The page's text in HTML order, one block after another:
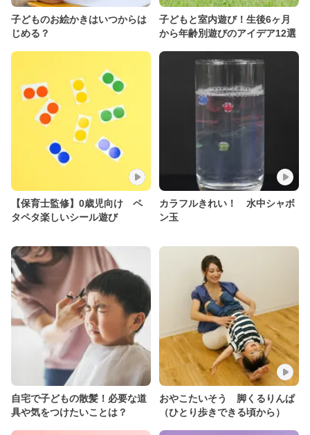
子どものお絵かきはいつからは
じめる？
子どもと室内遊び！生後6ヶ月
から年齢別遊びのアイデア12選
【保育士監修】0歳児向け ペ
タペタ楽しいシール遊び
カラフルきれい！ 水中シャボ
ン玉
自宅で子どもの散髪！必要な道
具や気をつけたいことは？
おやこたいそう 脚くるりんぱ
（ひとり歩きできる頃から）